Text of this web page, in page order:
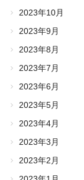
2023年10月
2023年9月
2023年8月
2023年7月
2023年6月
2023年5月
2023年4月
2023年3月
2023年2月